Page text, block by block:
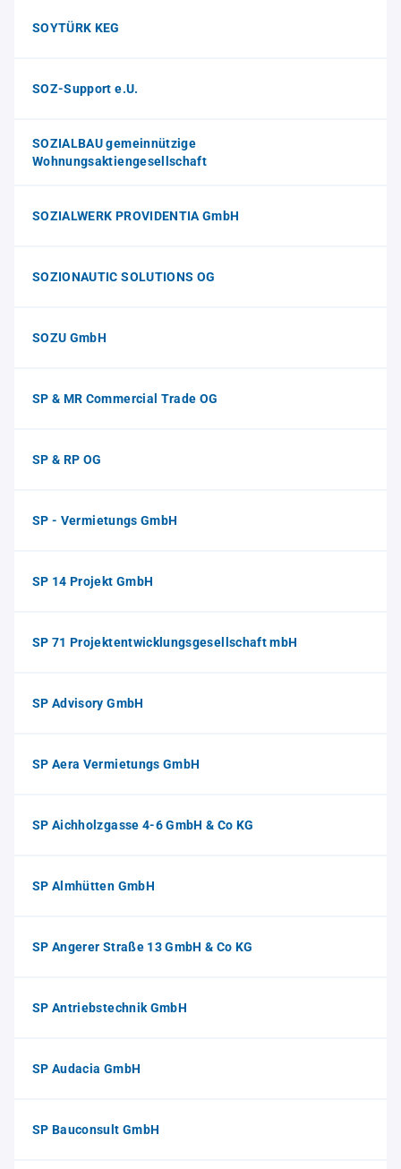
SOYTÜRK KEG
SOZ-Support e.U.
SOZIALBAU gemeinnützige
Wohnungsaktiengesellschaft
SOZIALWERK PROVIDENTIA GmbH
SOZIONAUTIC SOLUTIONS OG
SOZU GmbH
SP & MR Commercial Trade OG
SP & RP OG
SP - Vermietungs GmbH
SP 14 Projekt GmbH
SP 71 Projektentwicklungsgesellschaft mbH
SP Advisory GmbH
SP Aera Vermietungs GmbH
SP Aichholzgasse 4-6 GmbH & Co KG
SP Almhütten GmbH
SP Angerer Straße 13 GmbH & Co KG
SP Antriebstechnik GmbH
SP Audacia GmbH
SP Bauconsult GmbH